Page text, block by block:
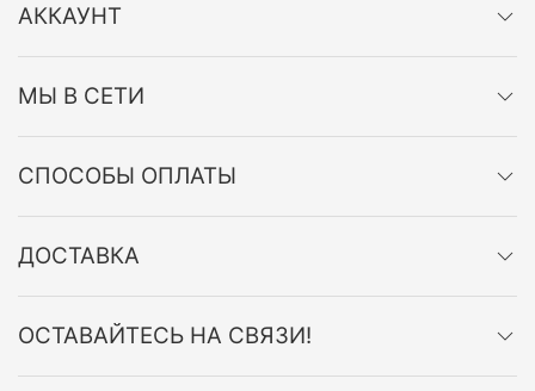
АККАУНТ
МЫ В СЕТИ
СПОСОБЫ ОПЛАТЫ
ДОСТАВКА
ОСТАВАЙТЕСЬ НА СВЯЗИ!